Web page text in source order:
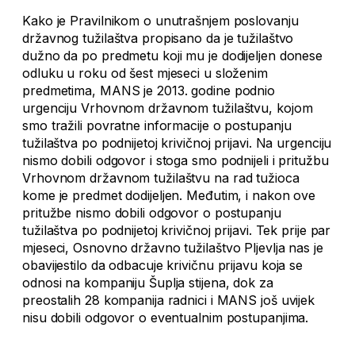
Kako je Pravilnikom o unutrašnjem poslovanju
državnog tužilaštva propisano da je tužilaštvo
dužno da po predmetu koji mu je dodijeljen donese
odluku u roku od šest mjeseci u složenim
predmetima, MANS je 2013. godine podnio
urgenciju Vrhovnom državnom tužilaštvu, kojom
smo tražili povratne informacije o postupanju
tužilaštva po podnijetoj krivičnoj prijavi. Na urgenciju
nismo dobili odgovor i stoga smo podnijeli i pritužbu
Vrhovnom državnom tužilaštvu na rad tužioca
kome je predmet dodijeljen. Međutim, i nakon ove
pritužbe nismo dobili odgovor o postupanju
tužilaštva po podnijetoj krivičnoj prijavi. Tek prije par
mjeseci, Osnovno državno tužilaštvo Pljevlja nas je
obavijestilo da odbacuje krivičnu prijavu koja se
odnosi na kompaniju Šuplja stijena, dok za
preostalih 28 kompanija radnici i MANS još uvijek
nisu dobili odgovor o eventualnim postupanjima.